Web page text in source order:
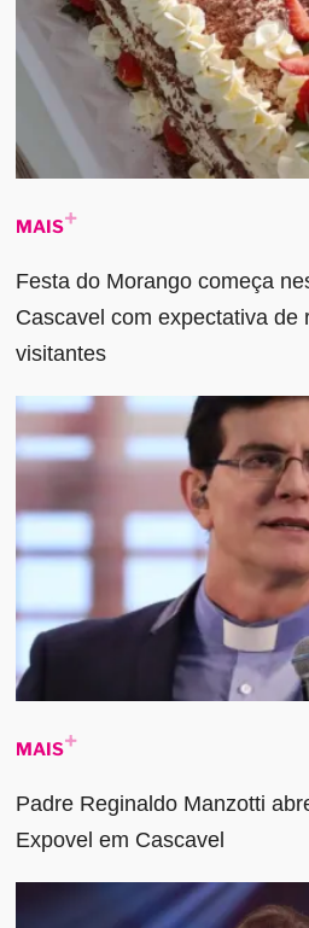
MAIS
Festa do Morango começa
Cascavel com expectativa de
visitantes
MAIS
Padre Reginaldo Manzotti
Expovel em Cascavel